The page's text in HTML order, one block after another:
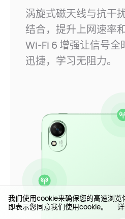
我们使用cookie来确保您的高速浏览
即表示您同意我们使用cookie。
涡旋式磁天线与抗干
结合，提升上网速率
Wi-Fi 6 增强让信号全
迅捷，学习无阻⁠⁠力⁠。